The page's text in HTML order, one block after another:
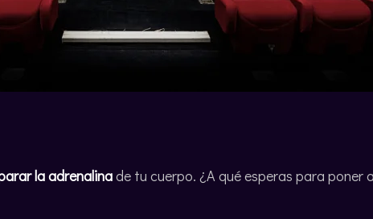
la adrenalinade tu cuerpo. ¿A qué esperas para poner